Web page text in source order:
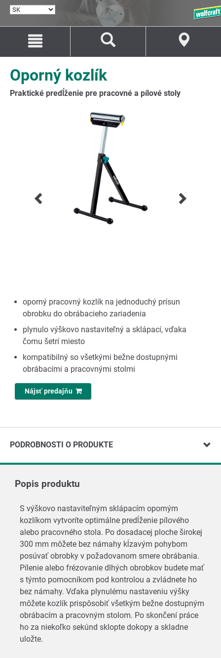
Obsah
Navigáciu
Oporný kozlík
Praktické predĺženie pre pracovné a pílové stoly
oporný pracovný kozlík na jednoduchý prísun
obrobku do obrábacieho zariadenia
plynulo výškovo nastaviteľný a sklápací, vďaka
čomu šetrí miesto
kompatibilný so všetkými bežne dostupnými
obrábacími a pracovnými stolmi
Nájsť predajňu
PODROBNOSTI O PRODUKTE
Popis produktu
S výškovo nastaviteľným sklápacím oporným
kozlíkom vytvoríte optimálne predĺženie pílového
alebo pracovného stola. Po dosadacej ploche širokej
300 mm môžete bez námahy kĺzavým pohybom
posúvať obrobky v požadovanom smere obrábania.
Pílenie alebo frézovanie dlhých obrobkov budete mať
s týmto pomocníkom pod kontrolou a zvládnete ho
bez námahy. Vďaka plynulému nastaveniu výšky
môžete kozlík prispôsobiť všetkým bežne dostupným
obrábacím a pracovným stolom. Po skončení práce
ho za niekoľko sekúnd sklopte dokopy a skladne
uložte.